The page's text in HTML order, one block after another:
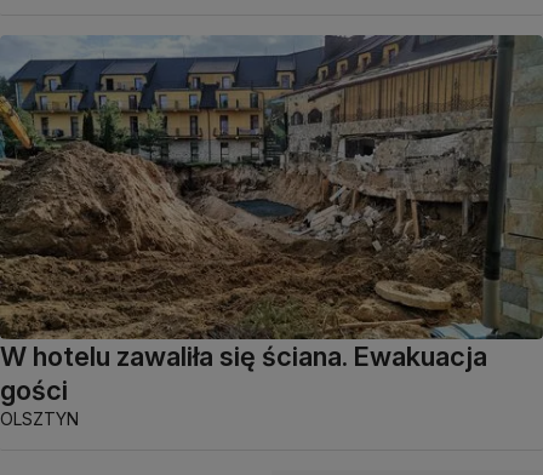
W hotelu zawaliła się ściana. Ewakuacja
gości
OLSZTYN